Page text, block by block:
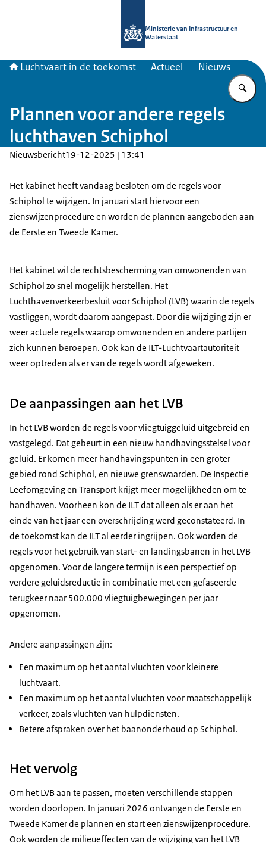
Ministerie van Infrastructuur en
Waterstaat
Luchtvaart in de toekomst Actueel Nieuws
Plannen voor andere regels
luchthaven Schiphol
Nieuwsbericht19-12-2025 | 13:41
Het kabinet heeft vandaag besloten om de regels voor
Schiphol te wijzigen. In januari start hiervoor een
zienswijzenprocedure en worden de plannen aangeboden aan
de Eerste en Tweede Kamer.
Het kabinet wil de rechtsbescherming van omwonenden van
Schiphol zo snel mogelijk herstellen. Het
Luchthavenverkeerbesluit voor Schiphol (LVB) waarin de regels
vastliggen, wordt daarom aangepast. Door die wijziging zijn er
weer actuele regels waarop omwonenden en andere partijen
zich kunnen beroepen. Ook kan de ILT-Luchtvaartautoriteit
weer optreden als er van de regels wordt afgeweken.
De aanpassingen aan het LVB
In het LVB worden de regels voor vliegtuiggeluid uitgebreid en
vastgelegd. Dat gebeurt in een nieuw handhavingsstelsel voor
geluid. Er komen meer handhavingspunten in een groter
gebied rond Schiphol, en nieuwe grenswaarden. De Inspectie
Leefomgeving en Transport krijgt meer mogelijkheden om te
handhaven. Voorheen kon de ILT dat alleen als er aan het
einde van het jaar een overschrijding werd geconstateerd. In
de toekomst kan de ILT al eerder ingrijpen. Ook worden de
regels voor het gebruik van start- en landingsbanen in het LVB
opgenomen. Voor de langere termijn is een perspectief op
verdere geluidsreductie in combinatie met een gefaseerde
terugkeer naar 500.000 vliegtuigbewegingen per jaar
opgenomen.
Andere aanpassingen zijn:
Een maximum op het aantal vluchten voor kleinere
luchtvaart.
Een maximum op het aantal vluchten voor maatschappelijk
verkeer, zoals vluchten van hulpdiensten.
Betere afspraken over het baanonderhoud op Schiphol.
Het vervolg
Om het LVB aan te passen, moeten verschillende stappen
worden doorlopen. In januari 2026 ontvangen de Eerste en
Tweede Kamer de plannen en start een zienswijzenprocedure.
Ook worden de milieueffecten van de wijziging van het LVB